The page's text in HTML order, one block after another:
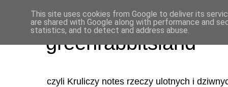
greenrabbitsland
czyli Kruliczy notes rzeczy ulotnych i
This site uses cookies from Google to deliver its
are shared with Google along with performance and
statistics, and to detect and address abuse.